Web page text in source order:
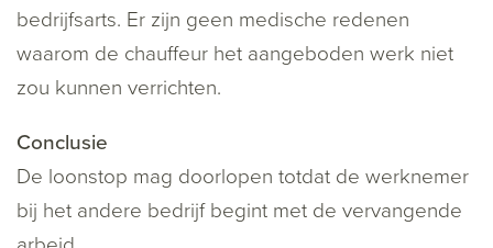
bedrijfsarts. Er zijn geen medische redenen
waarom de chauffeur het aangeboden werk niet
zou kunnen verrichten.
Conclusie
De loonstop mag doorlopen totdat de werknemer
bij het andere bedrijf begint met de vervangende